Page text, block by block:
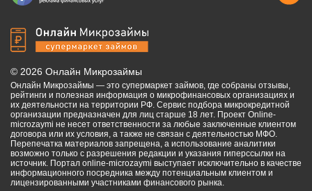
© 2026 Онлайн Микрозаймы
Онлайн Микрозаймы — это супермаркет займов, где собраны отзывы,
рейтинги и полезная информация о микрофинансовых организациях и
их деятельности на территории РФ. Сервис подбора микрокредитной
организации предназначен для лиц старше 18 лет. Проект Online-
microzaymi не несет ответственности за любые заключенные клиентом
договора или их условия, а также не связан с деятельностью МФО.
Перепечатка материалов запрещена, а использование аналитики
возможно только с разрешения редакции и указания гиперссылки на
источник. Портал online-microzaymi выступает исключительно в качестве
информационного посредника между потенциальным клиентом и
лицензированными участниками финансового рынка.